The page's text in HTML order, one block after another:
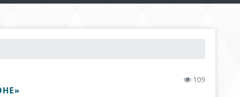
109